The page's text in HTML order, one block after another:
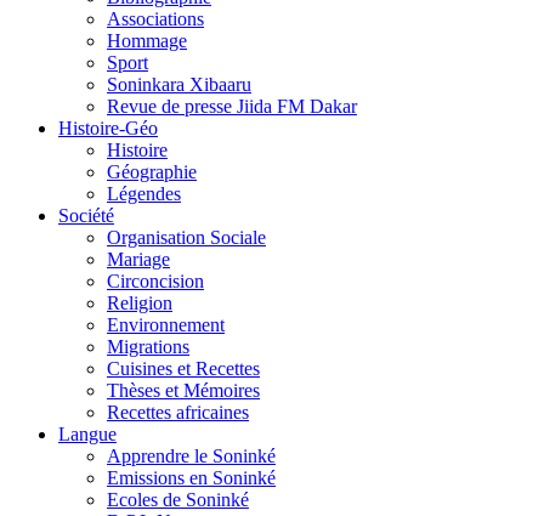
Associations
Hommage
Sport
Soninkara Xibaaru
Revue de presse Jiida FM Dakar
Histoire-Géo
Histoire
Géographie
Légendes
Société
Organisation Sociale
Mariage
Circoncision
Religion
Environnement
Migrations
Cuisines et Recettes
Thèses et Mémoires
Recettes africaines
Langue
Apprendre le Soninké
Emissions en Soninké
Ecoles de Soninké